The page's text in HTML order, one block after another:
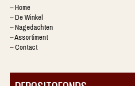
–Home
–De Winkel
–Nagedachten
–Assortiment
–Contact